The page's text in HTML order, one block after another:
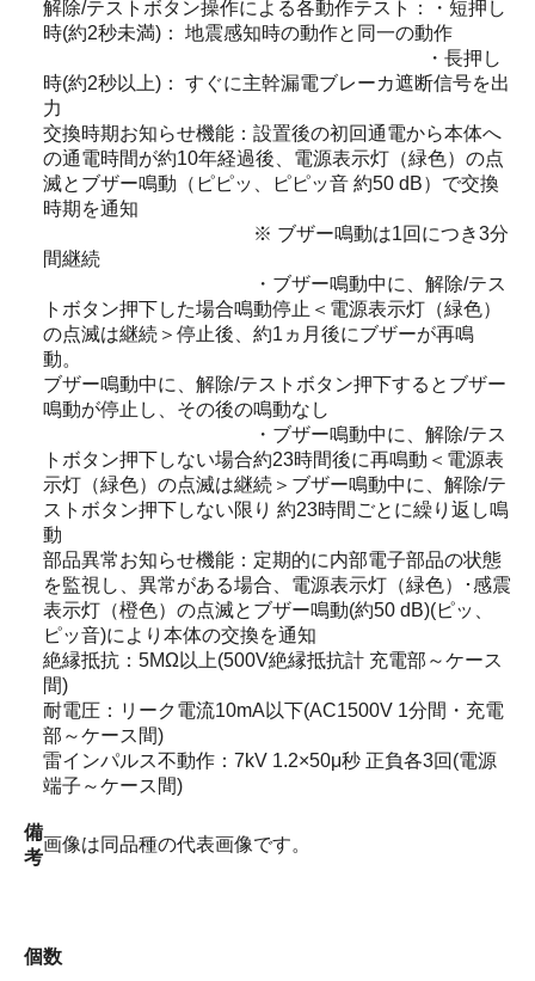
解除/テストボタン操作による各動作テスト：・短押し
時(約2秒未満)： 地震感知時の動作と同一の動作
・長押し
時(約2秒以上)： すぐに主幹漏電ブレーカ遮断信号を出
力
交換時期お知らせ機能：設置後の初回通電から本体へ
の通電時間が約10年経過後、電源表示灯（緑色）の点
滅とブザー鳴動（ピピッ、ピピッ音 約50 dB）で交換
時期を通知
※ ブザー鳴動は1回につき3分
間継続
・ブザー鳴動中に、解除/テス
トボタン押下した場合鳴動停止＜電源表示灯（緑色）
の点滅は継続＞停止後、約1ヵ月後にブザーが再鳴
動。
ブザー鳴動中に、解除/テストボタン押下するとブザー
鳴動が停止し、その後の鳴動なし
・ブザー鳴動中に、解除/テス
トボタン押下しない場合約23時間後に再鳴動＜電源表
示灯（緑色）の点滅は継続＞ブザー鳴動中に、解除/テ
ストボタン押下しない限り 約23時間ごとに繰り返し鳴
動
部品異常お知らせ機能：定期的に内部電子部品の状態
を監視し、異常がある場合、電源表示灯（緑色）･感震
表示灯（橙色）の点滅とブザー鳴動(約50 dB)(ピッ、
ピッ音)により本体の交換を通知
絶縁抵抗：5MΩ以上(500V絶縁抵抗計 充電部～ケース
間)
耐電圧：リーク電流10mA以下(AC1500V 1分間・充電
部～ケース間)
雷インパルス不動作：7kV 1.2×50μ秒 正負各3回(電源
端子～ケース間)
備
考
画像は同品種の代表画像です。
個数